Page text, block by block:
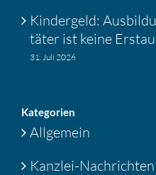
Kinder­geld:
täter ist keine
31. Juli 2026
Katego­rien
Allgemein
Kanzlei-Nachrichten